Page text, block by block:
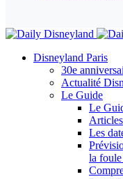
Disneyland Paris
30e
Actualité
Le Guide
Le
Les
la foule